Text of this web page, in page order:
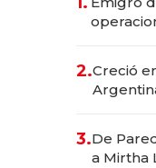
2.Creció
las
3.De
a Mirtha